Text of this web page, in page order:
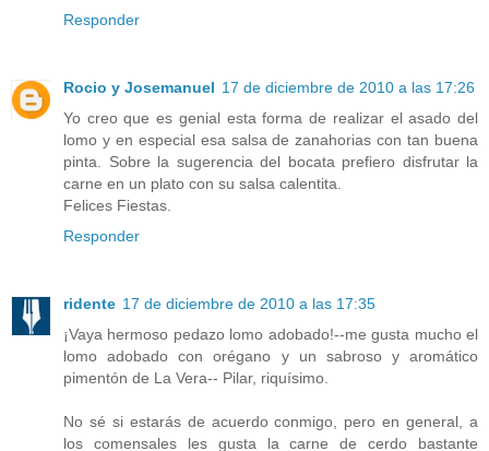
Responder
Rocio y Josemanuel 17 de diciembre de 2010 a las 17:26
Yo creo que es genial esta forma de realizar el asado del
lomo y en especial esa salsa de zanahorias con tan buena
pinta. Sobre la sugerencia del bocata prefiero disfrutar la
carne en un plato con su salsa calentita.
Felices Fiestas.
Responder
ridente 17 de diciembre de 2010 a las 17:35
¡Vaya hermoso pedazo lomo adobado!--me gusta mucho el
lomo adobado con orégano y un sabroso y aromático
pimentón de La Vera-- Pilar, riquísimo.
No sé si estarás de acuerdo conmigo, pero en general, a
los comensales les gusta la carne de cerdo bastante